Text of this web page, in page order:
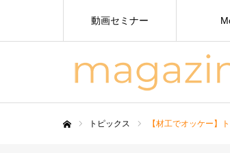
動画セミナー
トピックス 【材工でオッケー